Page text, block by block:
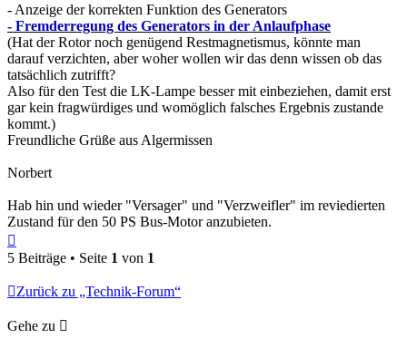
- Anzeige der korrekten Funktion des Generators
- Fremderregung des Generators in der Anlaufphase
(Hat der Rotor noch genügend Restmagnetismus, könnte man
darauf verzichten, aber woher wollen wir das denn wissen ob das
tatsächlich zutrifft?
Also für den Test die LK-Lampe besser mit einbeziehen, damit erst
gar kein fragwürdiges und womöglich falsches Ergebnis zustande
kommt.)
Freundliche Grüße aus Algermissen
Norbert
Hab hin und wieder "Versager" und "Verzweifler" im reviedierten
Zustand für den 50 PS Bus-Motor anzubieten.
oben
5 Beiträge • Seite 1 von 1
Zurück zu „Technik-Forum“
Gehe zu